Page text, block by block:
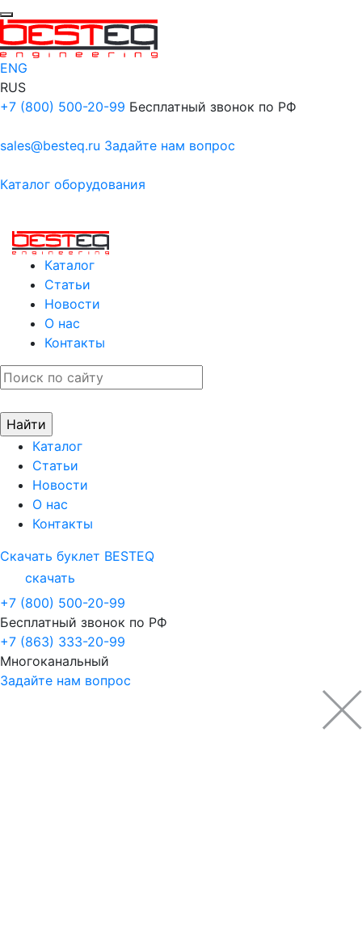
ENG
RUS
+7 (800) 500-20-99 Бесплатный звонок по РФ
sales@besteq.ru Задайте нам вопрос
Каталог оборудования
Каталог
Статьи
Новости
О нас
Контакты
Каталог
Статьи
Новости
О нас
Контакты
Скачать буклет BESTEQ
скачать
+7 (800) 500-20-99
Бесплатный звонок по РФ
+7 (863) 333-20-99
Многоканальный
Задайте нам вопрос